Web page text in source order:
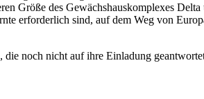
Größe des Gewächshauskomplexes
erforderlich sind, auf dem Weg von
die noch nicht auf ihre Einladung